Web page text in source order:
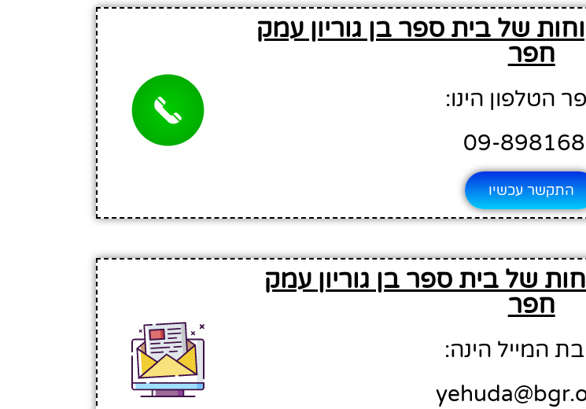
של בית ספר בן גוריון עמק
חפר
הטלפון הינו:
09-
התקשר עכשיו
של בית ספר בן גוריון עמק
חפר
המייל הינה: